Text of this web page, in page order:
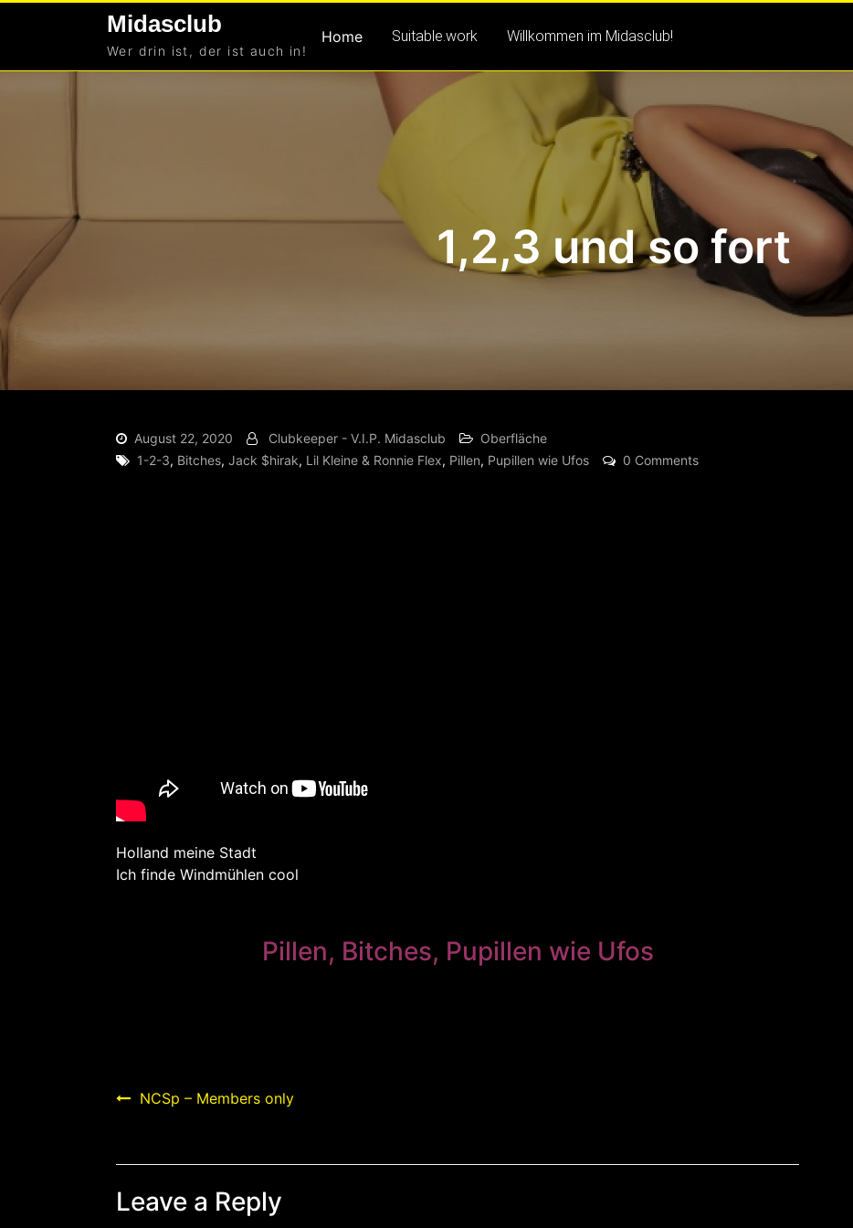
Midasclub
Wer drin ist, der ist auch in!
Home Suitable.work Willkommen im Midasclub!
1,2,3 und so fort
August 22, 2020 Clubkeeper - V.I.P. Midasclub
Oberfläche
1-2-3, Bitches, Jack $hirak, Lil Kleine & Ronnie Flex, Pillen, Pupillen wie Ufos 0 Comments
Holland meine Stadt
Ich finde Windmühlen cool
Pillen, Bitches, Pupillen wie Ufos
Post
NCSp – Members only
Leave a Reply